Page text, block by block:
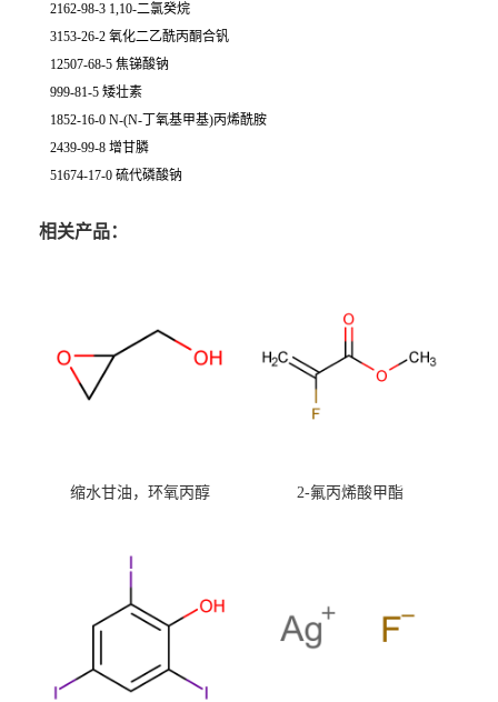
2162-98-3 1,10-二氯癸烷
3153-26-2 氧化二乙酰丙酮合钒
12507-68-5 焦锑酸钠
999-81-5 矮壮素
1852-16-0 N-(N-丁氧基甲基)丙烯酰胺
2439-99-8 增甘膦
51674-17-0 硫代磷酸钠
相关产品：
缩水甘油，环氧丙醇 2-氟丙烯酸甲酯